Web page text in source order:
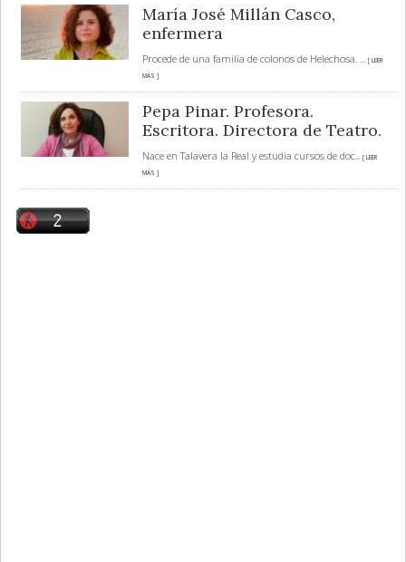
María José Millán Casco,
enfermera
Procede de una familia de colonos de Helechosa.
... [ LEER
MÁS ]
Pepa Pinar. Profesora.
Escritora. Directora de Teatro.
Nace en Talavera la Real y estudia cursos de doc... [ LEER
MÁS ]